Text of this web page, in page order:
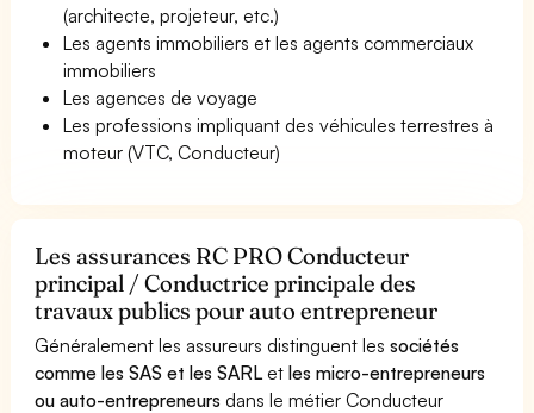
(architecte, projeteur, etc.)
Les agents immobiliers et les agents commerciaux
immobiliers
Les agences de voyage
Les professions impliquant des véhicules terrestres à
moteur (VTC, Conducteur)
Les assurances RC PRO Conducteur
principal / Conductrice principale des
travaux publics pour auto entrepreneur
Généralement les assureurs distinguent lessociétés
comme les SAS et les SARL etles micro-entrepreneurs
ou auto-entrepreneurs dans le métier Conducteur